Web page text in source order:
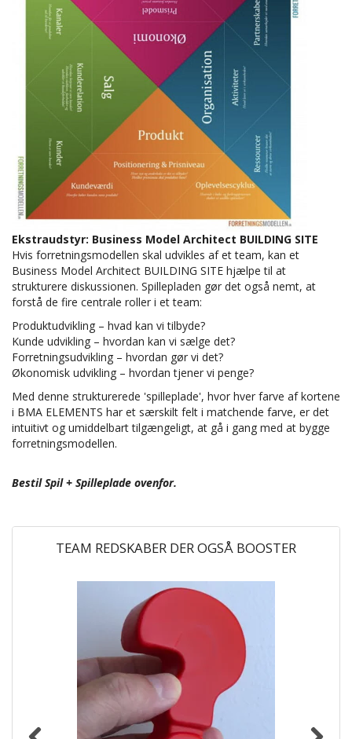
Ekstraudstyr: Business Model Architect BUILDING SITE
Hvis forretningsmodellen skal udvikles af et team, kan et
Business Model Architect BUILDING SITE hjælpe til at
strukturere diskussionen. Spillepladen gør det også nemt, at
forstå de fire centrale roller i et team:
Produktudvikling – hvad kan vi tilbyde?
Kunde udvikling – hvordan kan vi sælge det?
Forretningsudvikling – hvordan gør vi det?
Økonomisk udvikling – hvordan tjener vi penge?
Med denne strukturerede 'spilleplade', hvor hver farve af kortene
i BMA ELEMENTS har et særskilt felt i matchende farve, er det
intuitivt og umiddelbart tilgængeligt, at gå i gang med at bygge
forretningsmodellen.
Bestil Spil + Spilleplade ovenfor.
TEAM REDSKABER DER OGSÅ BOOSTER